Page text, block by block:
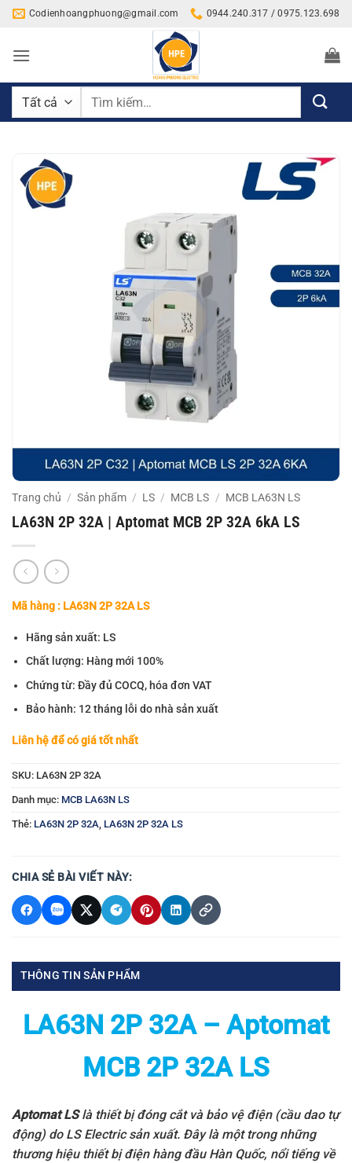
Bỏ
nội
Codienhoangphuong@gmail.com 0944.240.317 / 0975.123.698
Tìm
Trang chủ / Sản phẩm / LS / MCB LS / MCB LA63N LS
LA63N 2P 32A | Aptomat MCB 2P 32A 6kA LS
Mã hàng : LA63N 2P 32A LS
Hãng sản xuất: LS
Chất lượng: Hàng mới 100%
Chứng từ: Đầy đủ COCQ, hóa đơn VAT
Bảo hành: 12 tháng lỗi do nhà sản xuất
Liên hệ để có giá tốt nhất
SKU: LA63N 2P 32A
Danh mục: MCB LA63N LS
Thẻ: LA63N 2P 32A, LA63N 2P 32A LS
CHIA SẺ BÀI VIẾT NÀY:
THÔNG TIN SẢN PHẨM
LA63N 2P 32A – Aptomat
MCB 2P 32A LS
Aptomat LSlà thiết bị đóng cắt và bảo vệ điện (cầu dao tự
động) do LS Electricsản xuất. Đây là một trong những
thương hiệu thiết bị điện hàng đầu Hàn Quốc, nổi tiếng về